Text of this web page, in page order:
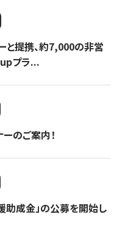
と提携、約7,000の非営
プラ...
のご案内！
助成金」の公募を開始し